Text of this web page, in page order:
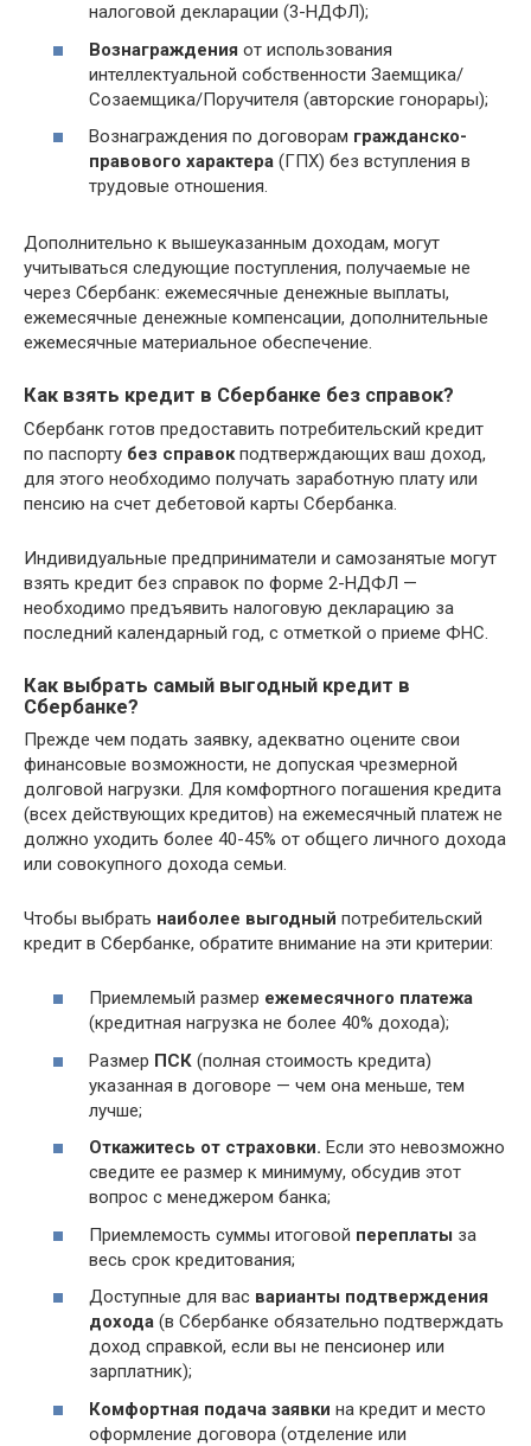
налоговой декларации (3-НДФЛ);
Вознаграждения от использования
интеллектуальной собственности Заемщика/
Созаемщика/Поручителя (авторские гонорары);
Вознаграждения по договорам гражданско-
правового характера (ГПХ) без вступления в
трудовые отношения.
Дополнительно к вышеуказанным доходам, могут
учитываться следующие поступления, получаемые не
через Сбербанк: ежемесячные денежные выплаты,
ежемесячные денежные компенсации, дополнительные
ежемесячные материальное обеспечение.
Как взять кредит в Сбербанке без справок?
Сбербанк готов предоставить потребительский кредит
по паспорту без справок подтверждающих ваш доход,
для этого необходимо получать заработную плату или
пенсию на счет дебетовой карты Сбербанка.
Индивидуальные предприниматели и самозанятые могут
взять кредит без справок по форме 2-НДФЛ —
необходимо предъявить налоговую декларацию за
последний календарный год, с отметкой о приеме ФНС.
Как выбрать самый выгодный кредит в
Сбербанке?
Прежде чем подать заявку, адекватно оцените свои
финансовые возможности, не допуская чрезмерной
долговой нагрузки. Для комфортного погашения кредита
(всех действующих кредитов) на ежемесячный платеж не
должно уходить более 40-45% от общего личного дохода
или совокупного дохода семьи.
Чтобы выбрать наиболее выгодный потребительский
кредит в Сбербанке, обратите внимание на эти критерии:
Приемлемый размер ежемесячного платежа
(кредитная нагрузка не более 40% дохода);
Размер ПСК (полная стоимость кредита)
указанная в договоре — чем она меньше, тем
лучше;
Откажитесь от страховки. Если это невозможно
сведите ее размер к минимуму, обсудив этот
вопрос с менеджером банка;
Приемлемость суммы итоговой переплаты за
весь срок кредитования;
Доступные для вас варианты подтверждения
дохода (в Сбербанке обязательно подтверждать
доход справкой, если вы не пенсионер или
зарплатник);
Комфортная подача заявки на кредит и место
оформление договора (отделение или